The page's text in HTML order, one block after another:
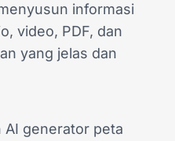
informasi
video, PDF, dan
yang jelas dan
AI generator peta